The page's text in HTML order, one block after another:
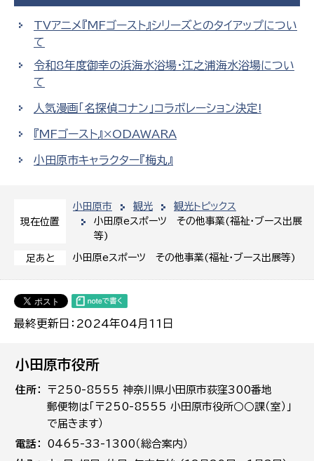
現在位置
小田原市 観光
観光トピックス
小田原eスポーツ その他事業(福祉・ブース出展
等)
足あと 小田原eスポーツ その他事業(福祉・ブース出展等)
最終更新日：2024年04月11日
TVアニメ『MFゴースト』シリーズとのタイアップについ
て
令和8年度御幸の浜海水浴場・江之浦海水浴場につい
て
人気漫画「名探偵コナン」コラボレーション決定!
『MFゴースト』×ODAWARA
小田原市キャラクター『梅丸』
小田原市役所
住所
〒250-8555 神奈川県小田原市荻窪300番地
郵便物は「〒250-8555 小田原市役所○○課（室）」
で届きます）
電話
0465-33-1300（総合案内）